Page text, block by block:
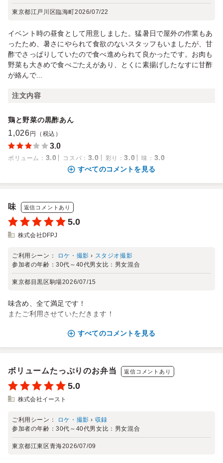
東京都江戸川区臨海町2026/07/22
イベント時の昼食として用意しました。猛暑日で屋外の作業もあ
ったため、暑さにやられて食欲のないスタッフもいましたが、甘
酢でさっぱりしていたので食べ進められて良かったです。お肉も
野菜も大きめで食べごたえがあり、とくに素揚げしたなすに甘酢
が絡んで...
注文内容
鶏と野菜の黒酢あん
1,026 円（税込）
3.0
ボリューム ： 3.0 コスパ ： 3.0 彩り ：3.0 味 ： 3.0
すべてのコメントを見る
味 返信コメントあり
5.0
株式会社DFPJ
ご利用シーン： ロケ・撮影 › スタジオ撮影
参加者の年齢：30代～40代男女比： 男女混合
東京都目黒区駒場2026/07/15
味含め、全て満足です！
またご利用させていただきます！
すべてのコメントを見る
ボリュームたっぷりのお弁当 返信コメントあり
5.0
株式会社イースト
ご利用シーン： ロケ・撮影 › 収録
参加者の年齢：30代～40代男女比： 男女混合
東京都江東区青海2026/07/09